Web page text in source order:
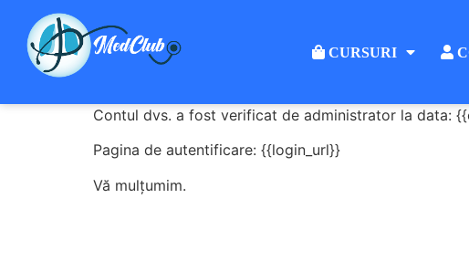
CURSURI
Contul dvs. a fost verificat de administrator la data:
Pagina de autentificare: {{login_url}}
Vă mulțumim.